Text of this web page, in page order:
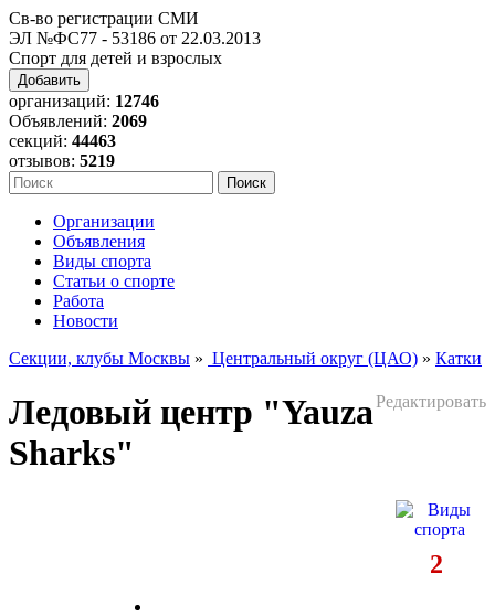
Св-во регистрации СМИ
ЭЛ №ФС77 - 53186 от 22.03.2013
Спорт для детей и взрослых
Добавить
организаций: 12746
Объявлений: 2069
секций: 44463
отзывов: 5219
Организации
Объявления
Виды спорта
Статьи о спорте
Работа
Новости
Секции, клубы Москвы » Центральный округ (ЦАО) » Катки
Редактировать
Ледовый центр "Yauza
Sharks"
2